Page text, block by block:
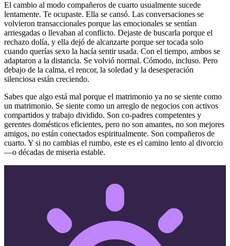
El cambio al modo compañeros de cuarto usualmente sucede
lentamente. Te ocupaste. Ella se cansó. Las conversaciones se
volvieron transaccionales porque las emocionales se sentían
arriesgadas o llevaban al conflicto. Dejaste de buscarla porque el
rechazo dolía, y ella dejó de alcanzarte porque ser tocada solo
cuando querías sexo la hacía sentir usada. Con el tiempo, ambos se
adaptaron a la distancia. Se volvió normal. Cómodo, incluso. Pero
debajo de la calma, el rencor, la soledad y la desesperación
silenciosa están creciendo.
Sabes que algo está mal porque el matrimonio ya no se siente como
un matrimonio. Se siente como un arreglo de negocios con activos
compartidos y trabajo dividido. Son co-padres competentes y
gerentes domésticos eficientes, pero no son amantes, no son mejores
amigos, no están conectados espiritualmente. Son compañeros de
cuarto. Y si no cambias el rumbo, este es el camino lento al divorcio
—o décadas de miseria estable.